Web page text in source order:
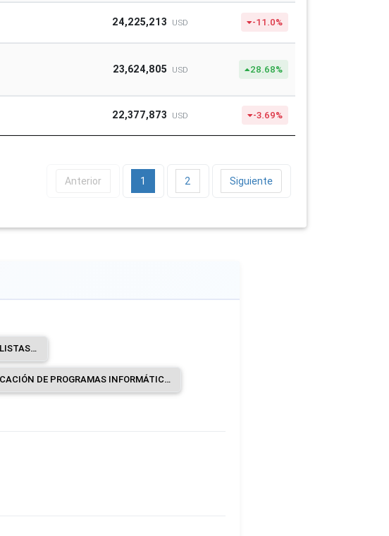
24,225,213 USD -11.0%
23,624,805 USD 28.68%
22,377,873 USD -3.69%
Anterior 1 2 Siguiente
PUBLICACIÓN DE DIRECTORIOS Y DE LISTAS DE CORREO.
PUBLICACIÓN DE PROGRAMAS INFORMÁTICOS.